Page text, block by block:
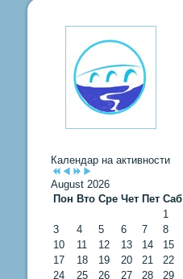
Календар на активности
August 2026
Пон Вто Сре Чет Пет Саб
1
3
4 5 6 7 8
10
11 12 13 14 15
17
18 19 20 21 22
24
25 26 27 28 29